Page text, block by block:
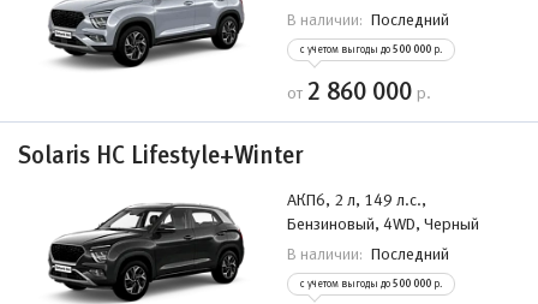
В наличии: Последний
с учетом выгоды до 500 000 р.
от 2 860 000 р.
Solaris HC Lifestyle+Winter
АКП6, 2 л, 149 л.с.,
Бензиновый, 4WD, Черный
В наличии: Последний
с учетом выгоды до 500 000 р.